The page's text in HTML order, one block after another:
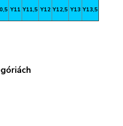
Y11 Y11,5 Y12 Y12,5 Y13 Y13,5